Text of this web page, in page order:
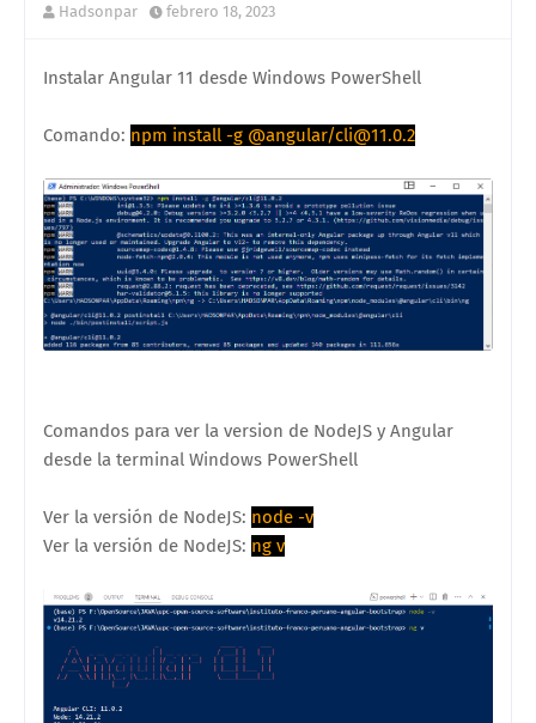
Hadsonpar febrero 18, 2023
Instalar Angular 11 desde Windows PowerShell
Comando: npm install -g @angular/cli@11.0.2
Comandos para ver la version de NodeJS y Angular
desde la terminal Windows PowerShell
Ver la versión de NodeJS: node -v
Ver la versión de NodeJS: ng v